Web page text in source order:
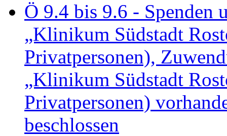
Ö 9.4 bis 9.6 -
„Klinikum Südstadt
Privatpersonen),
„Klinikum Südstadt
Privatpersonen)
beschlossen